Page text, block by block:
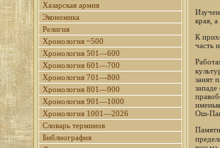
Хазарская армия
Экономика
Религия
Хронология ~500
Хронология 501—600
Хронология 601—700
Хронология 701—800
Хронология 801—900
Хронология 901—1000
Хронология 1001—2026
Словарь терминов
Библиография
края,
К
часть
занят
Ош-